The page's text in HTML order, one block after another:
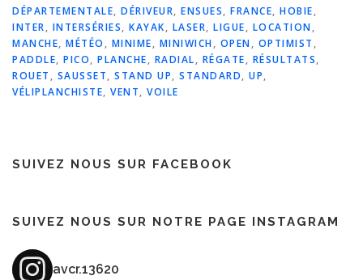
DÉPARTEMENTALE, DÉRIVEUR, ENSUES, FRANCE, HOBIE,
INTER, INTERSÉRIES, KAYAK, LASER, LIGUE, LOCATION,
MANCHE, MÉTÉO , MINIME, MINIWICH, OPEN, OPTIMIST ,
PADDLE, PICO, PLANCHE, RADIAL, RÉGATE, RÉSULTATS,
ROUET , SAUSSET, STAND UP, STANDARD, UP,
VÉLIPLANCHISTE, VENT, VOILE
SUIVEZ NOUS SUR FACEBOOK
SUIVEZ NOUS SUR NOTRE PAGE INSTAGRAM
avcr.13620